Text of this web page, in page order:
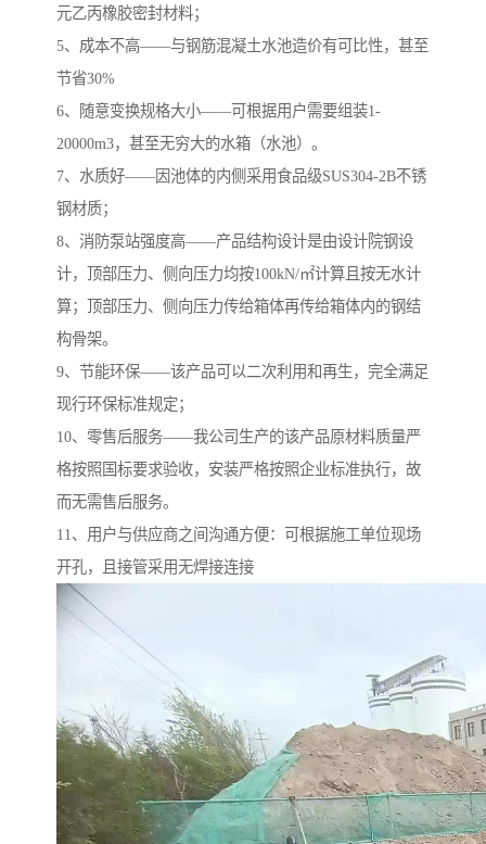
元乙丙橡胶密封材料；
5、成本不高——与钢筋混凝土水池造价有可比性，甚至
节省30%
6、随意变换规格大小——可根据用户需要组装1-
20000m3，甚至无穷大的水箱（水池）。
7、水质好——因池体的内侧采用食品级SUS304-2B不锈
钢材质；
8、消防泵站强度高——产品结构设计是由设计院钢设
计，顶部压力、侧向压力均按100kN/㎡计算且按无水计
算；顶部压力、侧向压力传给箱体再传给箱体内的钢结
构骨架。
9、节能环保——该产品可以二次利用和再生，完全满足
现行环保标准规定；
10、零售后服务——我公司生产的该产品原材料质量严
格按照国标要求验收，安装严格按照企业标准执行，故
而无需售后服务。
11、用户与供应商之间沟通方便：可根据施工单位现场
开孔，且接管采用无焊接连接